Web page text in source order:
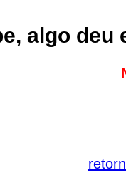
algo deu